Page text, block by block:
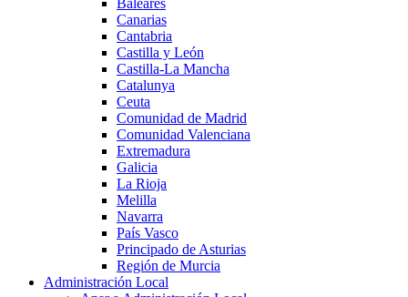
Canarias
Cantabria
Castilla y León
Castilla-La Mancha
Catalunya
Ceuta
Comunidad de Madrid
Comunidad Valenciana
Extremadura
Galicia
La Rioja
Melilla
Navarra
País Vasco
Principado de Asturias
Región de Murcia
Administración Local